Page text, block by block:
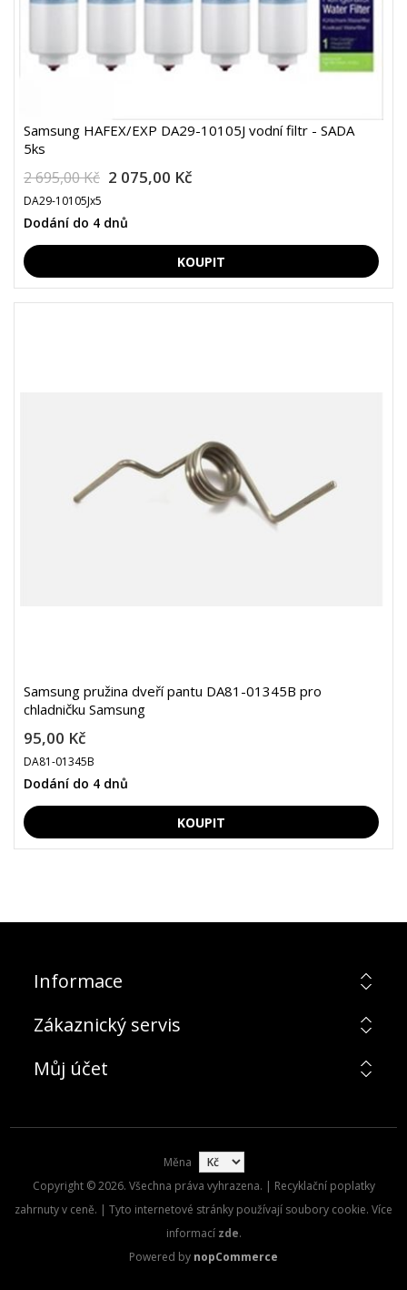
Samsung HAFEX/EXP DA29-10105J vodní filtr - SADA
5ks
2 695,00 Kč 2 075,00 Kč
DA29-10105Jx5
Dodání do 4 dnů
Samsung pružina dveří pantu DA81-01345B pro
chladničku Samsung
95,00 Kč
DA81-01345B
Dodání do 4 dnů
Informace
Zákaznický servis
Můj účet
Měna
Copyright © 2026. Všechna práva vyhrazena. | Recyklační poplatky
zahrnuty v ceně. | Tyto internetové stránky používají soubory cookie. Více
informací zde.
Powered by nopCommerce